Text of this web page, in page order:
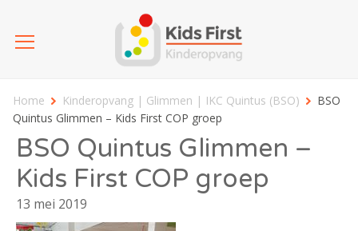
Home Kinderopvang | Glimmen | IKC Quintus (BSO)
BSO
Quintus Glimmen – Kids First COP groep
BSO Quintus Glimmen –
Kids First COP groep
13 mei 2019